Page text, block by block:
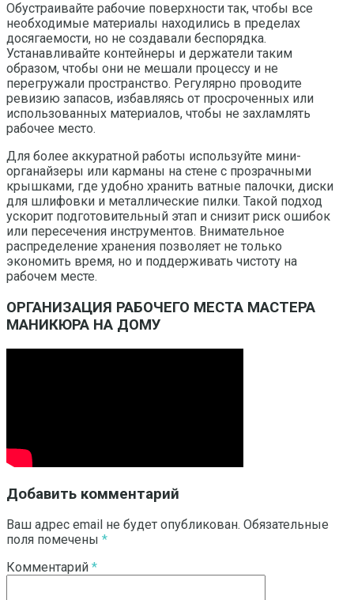
Обустраивайте рабочие поверхности так, чтобы все
необходимые материалы находились в пределах
досягаемости, но не создавали беспорядка.
Устанавливайте контейнеры и держатели таким
образом, чтобы они не мешали процессу и не
перегружали пространство. Регулярно проводите
ревизию запасов, избавляясь от просроченных или
использованных материалов, чтобы не захламлять
рабочее место.
Для более аккуратной работы используйте мини-
органайзеры или карманы на стене с прозрачными
крышками, где удобно хранить ватные палочки, диски
для шлифовки и металлические пилки. Такой подход
ускорит подготовительный этап и снизит риск ошибок
или пересечения инструментов. Внимательное
распределение хранения позволяет не только
экономить время, но и поддерживать чистоту на
рабочем месте.
ОРГАНИЗАЦИЯ РАБОЧЕГО МЕСТА МАСТЕРА
МАНИКЮРА НА ДОМУ
Добавить комментарий
Ваш адрес email не будет опубликован. Обязательные
поля помечены *
Комментарий *